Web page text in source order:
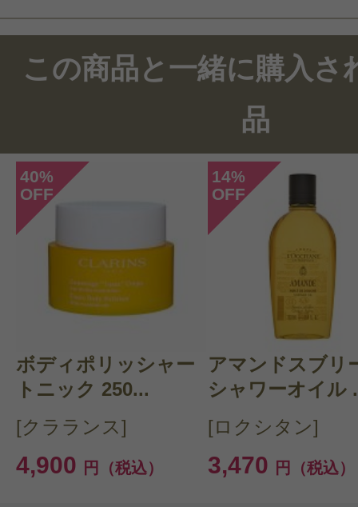
このコスメのレビューを書いて
クチコミを投稿する
CT 会員様は、マイページの「購
らクチコミ投稿すると1 商品に
ントプレゼント！
この商品と一緒に購入さ
品
40%
OFF
ボディポリッシャー
トニック 250...
[クラランス]
4,900 円（税込）
14%
OFF
アマンドスブリ
シャワーオイル
[ロクシタン]
3,470 円（税込）